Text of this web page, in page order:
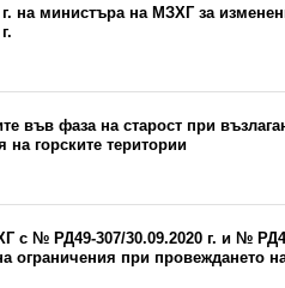
на министъра на МЗХГ за
във фаза на старост при
горските територии
с № РД49-307/30.09.2020 г. и №
ограничения при провеждането